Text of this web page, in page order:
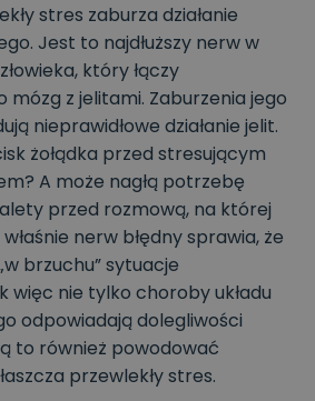
stres zaburza działanie
Jest to najdłuższy nerw w
który łączy
mózg z jelitami. Zaburzenia jego
nieprawidłowe działanie jelit.
żołądka przed stresującym
A może nagłą potrzebę
przed rozmową, na której
nerw błędny sprawia, że
brzuchu” sytuacje
więc nie tylko choroby układu
odpowiadają dolegliwości
to również powodować
przewlekły stres.